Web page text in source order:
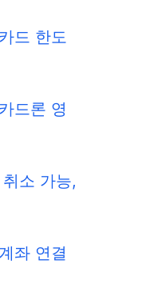
드 한도
드론 영
소 가능,
좌 연결